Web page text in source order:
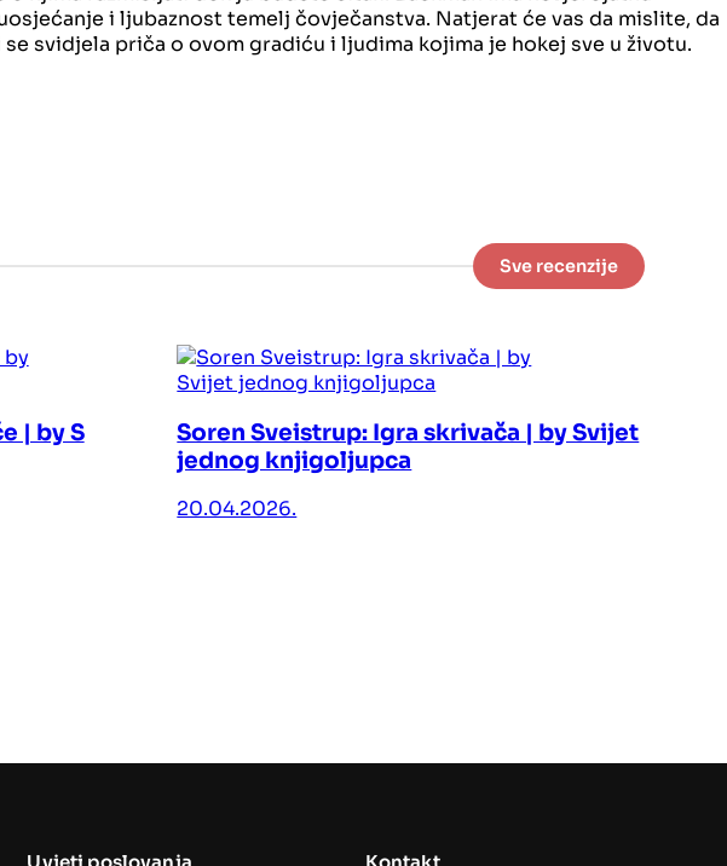
i ljubaznost temelj čovječanstva. Natjerat će vas da mislite, da
svidjela priča o ovom gradiću i ljudima kojima je hokej sve u životu.
Sve recenzije
| by S
Soren Sveistrup: Igra skrivača | by Svijet
jednog knjigoljupca
20.04.2026.